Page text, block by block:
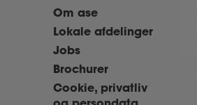
Om ase
Lokale afdelinger
Jobs
Brochurer
Cookie, privatliv